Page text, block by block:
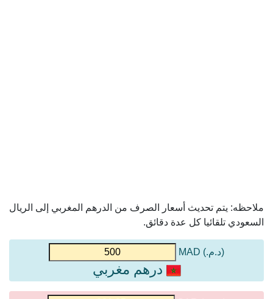
ملاحظه: يتم تحديث أسعار الصرف من الدرهم المغربي إلى الريال
السعودي تلقائيا كل عدة دقائق.
(د.م.) MAD
درهم مغربي